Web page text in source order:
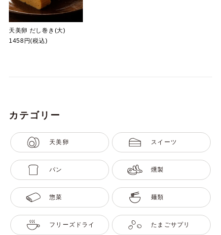
天美卵 だし巻き(大)
1458円(税込)
カテゴリー
天美卵 スイーツ
パン 燻製
惣菜 麺類
フリーズドライ たまごサプリ